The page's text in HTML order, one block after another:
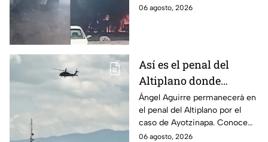
hospitalizadas. IMSS informó
06 agosto, 2026
Así es el penal del
Altiplano donde
permanecerá Ángel
Aguirre por caso
Ayotzinapa
Ángel Aguirre permanecerá en
el penal del Altiplano por el
caso de Ayotzinapa. Conoce
dónde está, cómo es esta
06 agosto, 2026